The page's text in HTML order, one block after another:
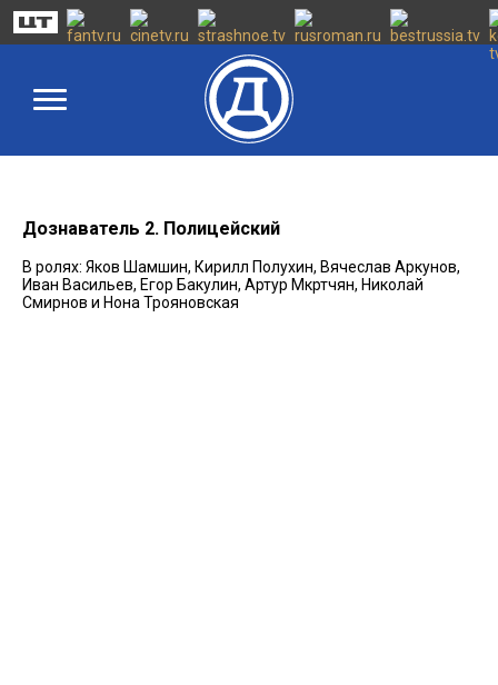
Дознаватель 2. Полицейский
В ролях: Яков Шамшин, Кирилл Полухин, Вячеслав Аркунов,
Иван Васильев, Егор Бакулин, Артур Мкртчян, Николай
Смирнов и Нона Трояновская